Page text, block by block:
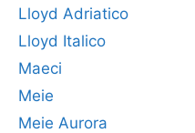
Lloyd Adriatico
Lloyd Italico
Maeci
Meie
Meie Aurora